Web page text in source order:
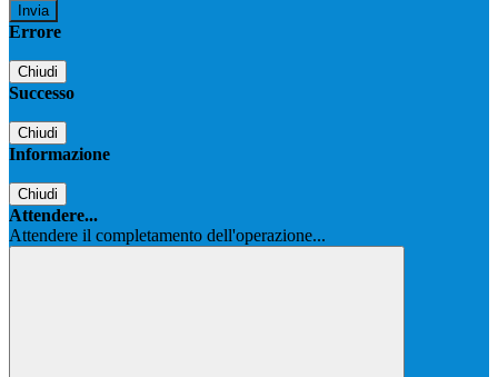
Errore
Chiudi
Successo
Chiudi
Informazione
Chiudi
Attendere...
Attendere il completamento dell'operazione...